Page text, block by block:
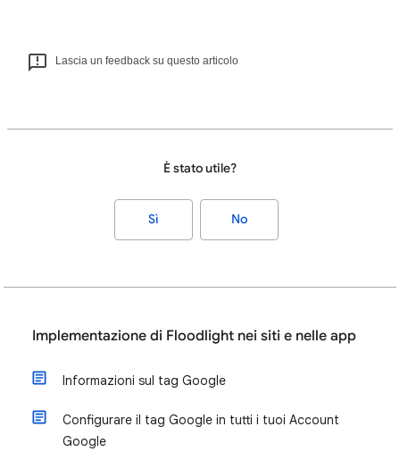
Lascia un feedback su questo articolo
È stato utile?
Sì No
Implementazione di Floodlight nei siti e nelle app
Informazioni sul tag Google
Configurare il tag Google in tutti i tuoi Account
Google